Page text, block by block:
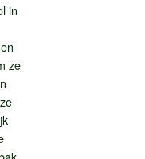
in
ze